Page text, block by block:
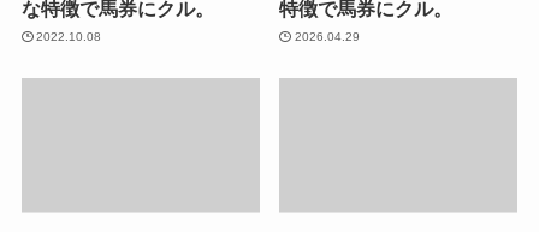
な特徴で馬券にクル。
2022.10.08
特徴で馬券にクル。
2026.04.29